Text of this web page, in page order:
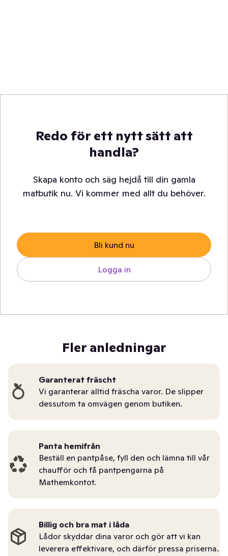
Redo för ett nytt sätt att
handla?
Skapa konto och säg hejdå till din gamla
matbutik nu. Vi kommer med allt du behöver.
Bli kund nu
Logga in
Fler anledningar
Garanterat fräscht
Vi garanterar alltid fräscha varor. De slipper
dessutom ta omvägen genom butiken.
Panta hemifrån
Beställ en pantpåse, fyll den och lämna till vår
chaufför och få pantpengarna på
Mathemkontot.
Billig och bra mat i låda
Lådor skyddar dina varor och gör att vi kan
leverera effektivare, och därför pressa priserna.